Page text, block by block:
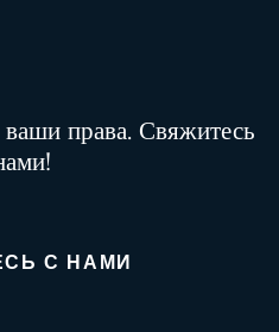
права. Свяжитесь
С НАМИ